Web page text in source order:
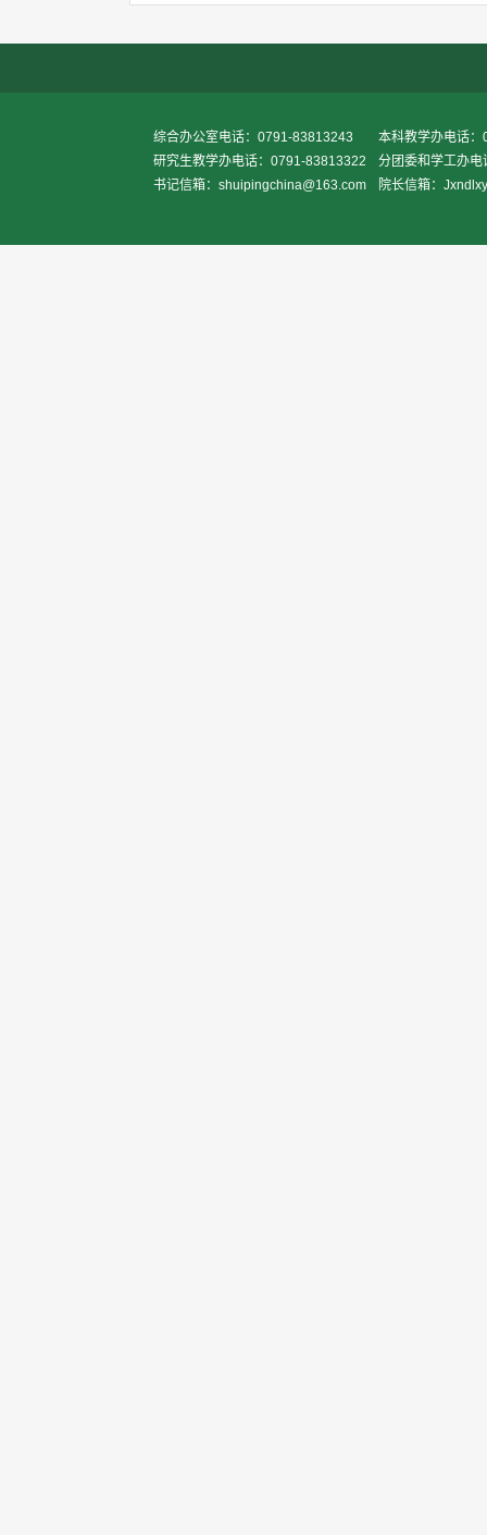
综合办公室电话：0791-83813243
本科教学办电话
研究生教学办电话：0791-83813322
分团委和学工办
书记信箱：shuipingchina@163.com
院长信箱：